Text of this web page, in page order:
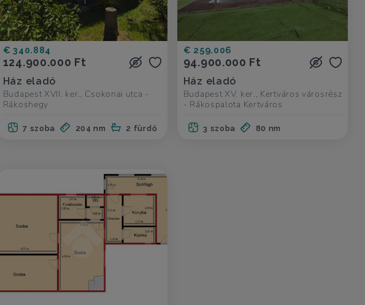
€ 340.884
124.900.000 Ft
Ház eladó
Budapest XVII. ker., Csokonai utca -
Rákoshegy
7 szoba 204 nm 2 fürdő
€ 259.006
94.900.000 Ft
Ház eladó
Budapest XV. ker., Kertváros városrész
- Rákospalota Kertváros
3 szoba 80 nm